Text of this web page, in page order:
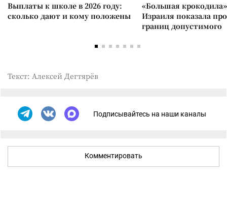
Выплаты к школе в 2026 году:
сколько дают и кому положены
«Большая
Израиля показала
границ допустимого
Текст: Алексей Дегтярёв
Подписывайтесь на наши каналы
Комментировать